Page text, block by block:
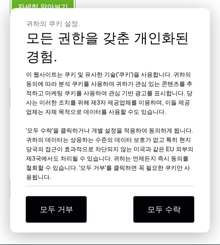
자세히 알아보기
2019년 2월 25~27일 Koln에서 개최되는 아시아 태평양 소싱 전시
회 안녕하세요 여러분, 당사 웹사이트를 방문해 회사 산업과 비즈
니스에 대해 더 자세히 알아보세요. 우리는 이미 2019년 2월 25-
27일 Koln에서 아시아 태평양 소싱 전시회를 마쳤습니다. 더 크고
유익한 하드웨어 패스너 쇼입니다. 전시자로서 우리는
자세히 알아보기
국제 하드웨어 박람회 쾰른 2018년 3월 4~7일
지난주 우리는 쾰른 출장을 마쳤습니다. 58개국에서 2,770개 이상
의 전시업체가 참가하는 4일간의 전시회와 143개국에서 47,000명
이상의 무역 방문객이 쾰른을 찾았습니다. 전 세계의 의사 결정자
들은 하드웨어 업계 최고의 이벤트를 활용하여
1 2 » 총 2페이지 페이지로 이동 가다
귀하의 쿠키 설정.
모든 권한을 갖춘 개인화된
경험.
이 웹사이트는 쿠키 및 유사한 기술('쿠키')을 사용합니다. 귀하의
동의에 따라 분석 쿠키를 사용하여 귀하가 관심 있는 콘텐츠를 추
적하고 마케팅 쿠키를 사용하여 관심 기반 광고를 표시합니다. 당
사는 이러한 조치를 위해 제3자 제공업체를 이용하며, 이들 제공
업체는 자체 목적으로 데이터를 사용할 수도 있습니다.
'모두 수락'을 클릭하거나 개별 설정을 적용하여 동의하게 됩니다.
귀하의 데이터는 상응하는 수준의 데이터 보호가 없고 특히 현지
당국의 접근이 효과적으로 차단되지 않는 미국과 같은 EU 외부의
제3국에서도 처리될 수 있습니다. 귀하는 언제든지 즉시 동의를
철회할 수 있습니다. '모두 거부'를 클릭하면 꼭 필요한 쿠키만 사
용됩니다.
모두 거부 모두 수락